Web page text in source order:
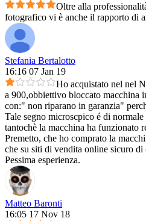
Oltre alla
fotografico vi è anche il rapporto di
Stefania Bertalotto
16:16 07 Jan 19
Ho acquistato nel nel
a 900,obbiettivo bloccato macchina
con:" non riparano in garanzia"
Tale segno microscpico é di
tantochè la macchina ha funzionato
Premetto, che ho comprato la
che su siti di vendita online sicuro di
Pessima esperienza.
Matteo Baronti
16:05 17 Nov 18